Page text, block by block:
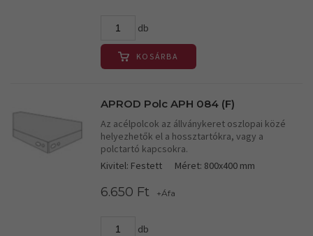
db
KOSÁRBA
APROD Polc APH 084 (F)
Az acélpolcok az állványkeret oszlopai közé
helyezhetők el a hossztartókra, vagy a
polctartó kapcsokra.
Kivitel: Festett
Méret: 800x400 mm
6.650 Ft +Áfa
db